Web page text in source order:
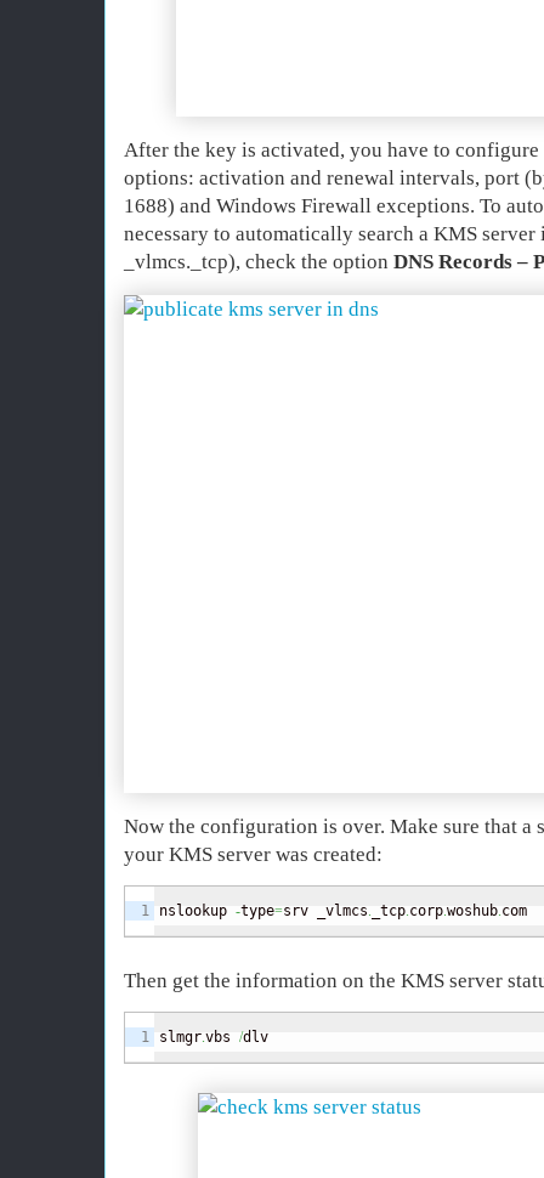
After the key is activated, you have to
options: activation and renewal intervals, port
1688) and Windows Firewall exceptions. To
necessary to automatically search a KMS
_vlmcs._tcp), check the option DNS Records –
Now the configuration is over. Make sure that a
your KMS server was created:
nslookup -type=srv _vlmcs _tcp corp woshub com
Then get the information on the KMS server
slmgr vbs /dlv